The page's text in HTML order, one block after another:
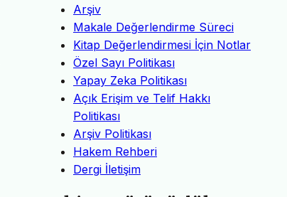
Arşiv
Makale Değerlendirme Süreci
Kitap Değerlendirmesi İçin Notlar
Özel Sayı Politikası
Yapay Zeka Politikası
Açık Erişim ve Telif Hakkı
Politikası
Arşiv Politikası
Hakem Rehberi
Dergi İletişim